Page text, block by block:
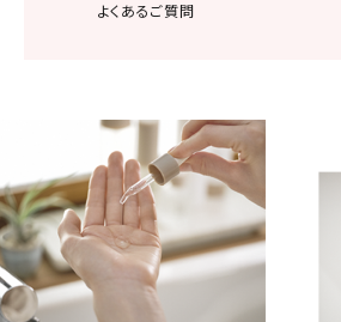
よくあるご質問